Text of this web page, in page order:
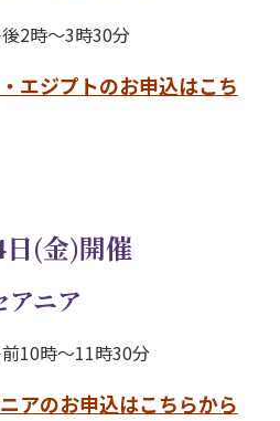
2時～3時30分
エジプトのお申込はこち
(金)開催
アニア
10時～11時30分
アのお申込はこちらから